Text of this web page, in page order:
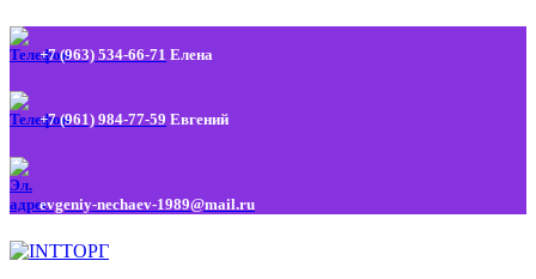
+7 (963) 534-66-71 Елена
+7 (961) 984-77-59 Евгений
evgeniy-nechaev-1989@mail.ru